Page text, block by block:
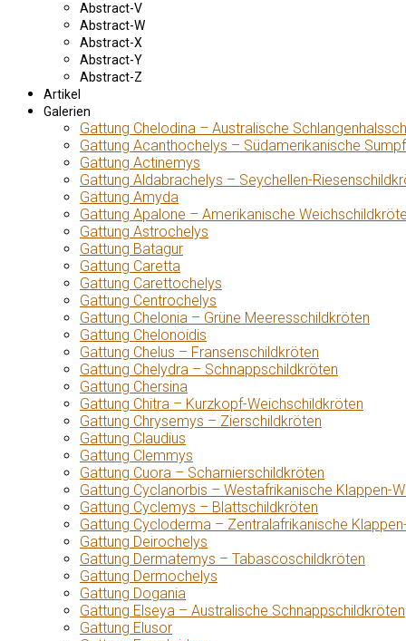
Abstract-V
Abstract-W
Abstract-X
Abstract-Y
Abstract-Z
Artikel
Galerien
Gattung Chelodina – Australische
Gattung Acanthochelys – Südamerikanische
Gattung Actinemys
Gattung Aldabrachelys – Seychellen-
Gattung Amyda
Gattung Apalone – Amerikanische
Gattung Astrochelys
Gattung Batagur
Gattung Caretta
Gattung Carettochelys
Gattung Centrochelys
Gattung Chelonia – Grüne Meeresschildkröten
Gattung Chelonoidis
Gattung Chelus – Fransenschildkröten
Gattung Chelydra – Schnappschildkröten
Gattung Chersina
Gattung Chitra – Kurzkopf-Weichschildkröten
Gattung Chrysemys – Zierschildkröten
Gattung Claudius
Gattung Clemmys
Gattung Cuora – Scharnierschildkröten
Gattung Cyclanorbis – Westafrikanische Klappen-
Gattung Cyclemys – Blattschildkröten
Gattung Cycloderma – Zentralafrikanische
Gattung Deirochelys
Gattung Dermatemys – Tabascoschildkröten
Gattung Dermochelys
Gattung Dogania
Gattung Elseya – Australische Schnappschildkröten
Gattung Elusor